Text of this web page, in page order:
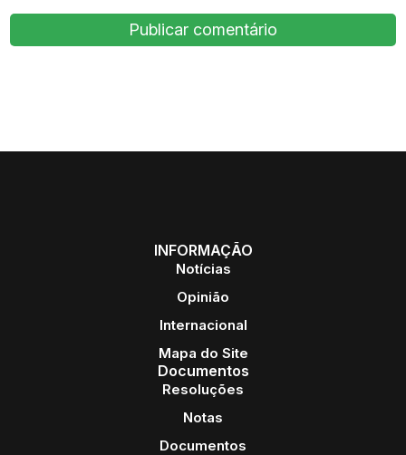
INFORMAÇÃO
Notícias
Opinião
Internacional
Mapa do Site
Documentos
Resoluções
Notas
Documentos